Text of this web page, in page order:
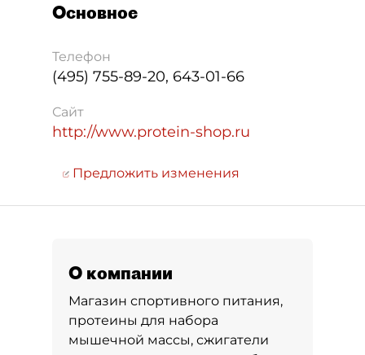
Основное
Телефон
(495) 755-89-20, 643-01-66
Сайт
http://www.protein-shop.ru
Предложить изменения
О компании
Магазин спортивного питания,
протеины для набора
мышечной массы, сжигатели